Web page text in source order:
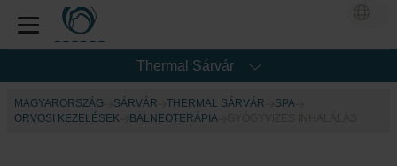
Thermal Sárvár
MAGYARORSZÁG SÁRVÁR THERMAL SÁRVÁR
SPA
ORVOSI KEZELÉSEK
BALNEOTERÁPIA